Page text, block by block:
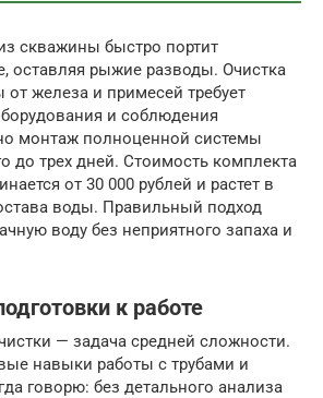
скважины быстро портит
оставляя рыжие разводы. Очистка
железа и примесей требует
и соблюдения
монтаж полноценной системы
до трех дней. Стоимость комплекта
от 30 000 рублей и растет в
воды. Правильный подход
воду без неприятного запаха и
к работе
— задача средней сложности.
навыки работы с трубами и
говорю: без детального анализа